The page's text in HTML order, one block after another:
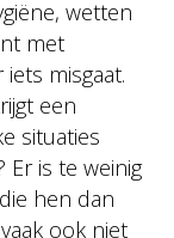
wetten
met
misgaat.
een
situaties
Er is te weinig
hen dan
ook niet